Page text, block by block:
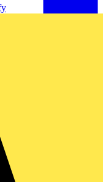
Handhabung.